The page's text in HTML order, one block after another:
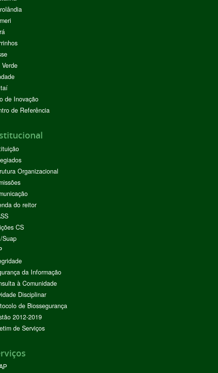
de Inovação
de Referência
Organizacional
do reitor
CS
Suap
da Informação
à Comunidade
Disciplinar
de Biossegurança
2012-2019
de Serviços